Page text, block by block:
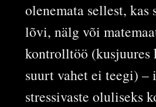
olenemata sellest, kas
lõvi, nälg või
kontrolltöö (kusjuures
suurt vahet ei teegi)
stressivaste oluliseks